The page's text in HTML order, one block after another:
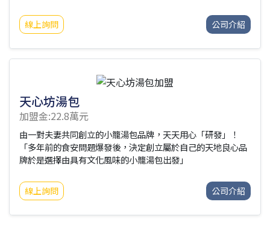
食是台灣G湯的經營理念，目標成為大家的健康養生灶咖，用
最有溫度的料理心情，烹飪最暖心暖味給每位家人，以湯為
線上詢問 公司介紹
天心坊湯包
加盟金:22.8萬元
由一對夫妻共同創立的小籠湯包品牌，天天用心「研發」！
「多年前的食安問題爆發後，決定創立屬於自己的天地良心品
牌於是選擇由具有文化風味的小籠湯包出發」
線上詢問 公司介紹